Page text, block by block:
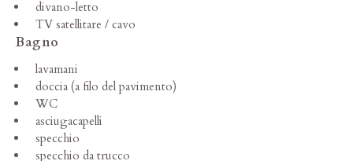
divano-letto
TV satellitare / cavo
Bagno
lavamani
doccia (a filo del pavimento)
WC
asciugacapelli
specchio
specchio da trucco